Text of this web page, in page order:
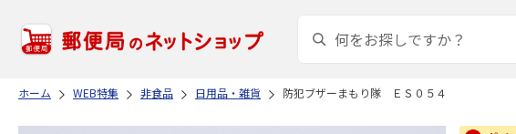
ホーム WEB特集 非食品 日用品・雑貨 防犯ブザーまもり隊 ＥＳ０５４